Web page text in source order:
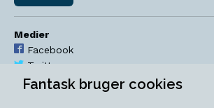
Medier
Facebook
Twitter
YouTube
Fantask bruger cookies